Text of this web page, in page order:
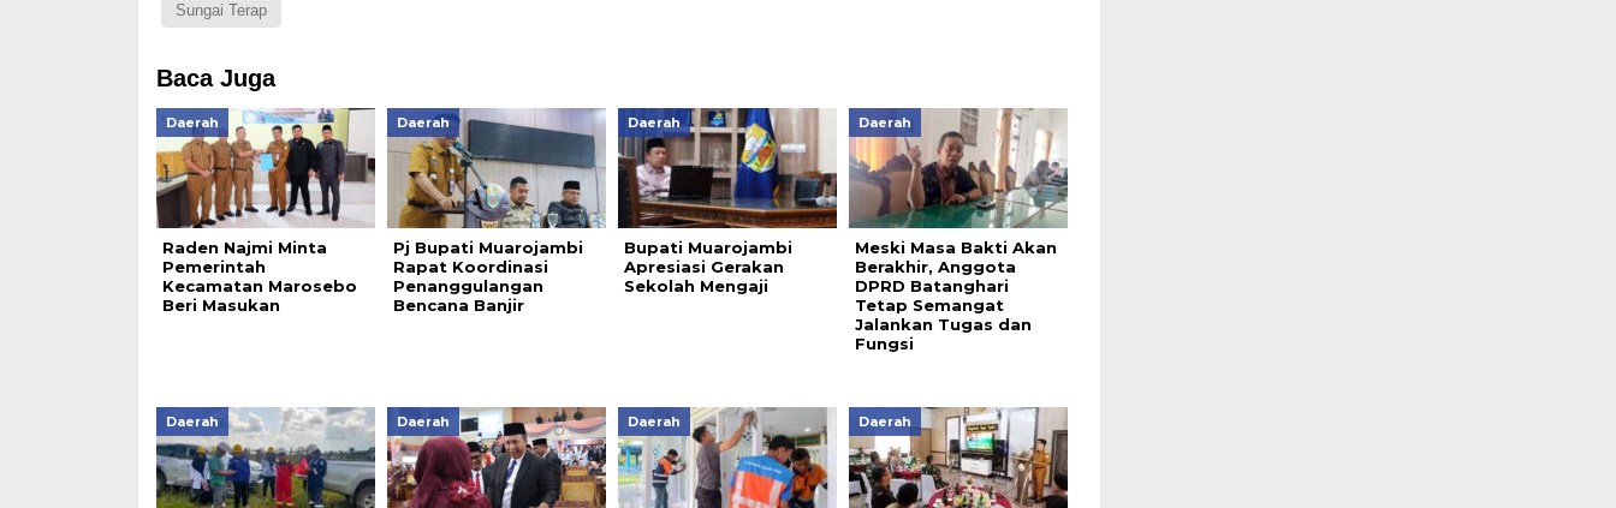
Sungai Terap
Baca Juga
Daerah
Raden Najmi Minta
Pemerintah
Kecamatan Marosebo
Beri Masukan
Daerah
Pj Bupati Muarojambi
Rapat Koordinasi
Penanggulangan
Bencana Banjir
Daerah
Bupati Muarojambi
Apresiasi Gerakan
Sekolah Mengaji
Daerah
Meski Masa Bakti Akan
Berakhir, Anggota
DPRD Batanghari
Tetap Semangat
Jalankan Tugas dan
Fungsi
Daerah Daerah Daerah Daerah